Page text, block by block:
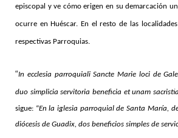
episcopal y ve cómo erigen en su demarcación
ocurre en Huéscar. En el resto de las
respectivas Parroquias.
“In ecclesia parroquiali Sancte Marie loci de
duo simplicia servitoria beneficia et unam
sigue: “En la iglesia parroquial de Santa María,
diócesis de Guadix, dos beneficios simples de